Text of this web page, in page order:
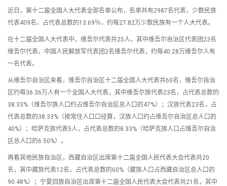
近日，第十二届全国人大代表全部名单公布，名单共有2987名代表，少数民族
代表409名，占代表总数的13.69％，约每27.82万少数民族有一个人大代表。
在十二届全国人大代表中，维吾尔代表共25人，其中维吾尔自治区代表团23名
维吾尔代表，中国人民解放军代表团2名维吾尔代表，约每40.28万维吾尔人有
一名代表。
从维吾尔自治区来看，维吾尔自治区十二届全国人大代表共60名，维吾尔自治
区约每36.36万人有一个全国人大代表，其中维吾尔族代表23名，占代表总数的
38.33%（维吾尔族人口约占维吾尔自治区总人口的47%）；汉族代表23名，占
代表总数的38.33%（按常住人口口径算，汉族人口约占维吾尔自治区总人口的
40%）；哈萨克族代表5人，占代表总数的8.33%（哈萨克族人口占维吾尔自治
区总人口的6.50%）。
再看其他民族自治区，西藏自治区出席第十二届全国人民代表大会代表共20
名，其中藏族代表12名，占代表总数的60%（藏族人口占西藏自治区总人口的
90.48%）；宁夏回族自治区出席第十二届全国人民代表大会代表共21名，其中